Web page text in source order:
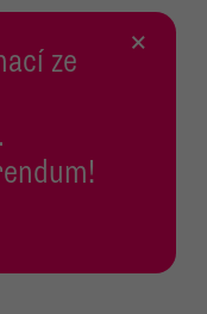
ze
×